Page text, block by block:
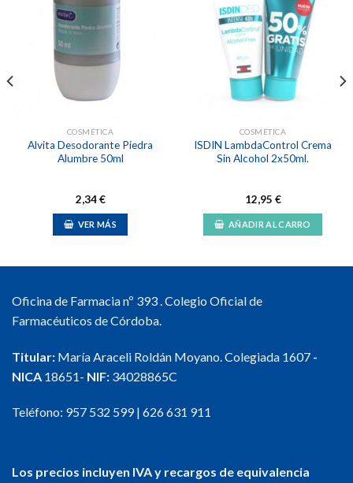
COSMÉTICA
Alvita Desodorante Piedra
Alumbre 50ml
2,34€
VER MÁS
Añadir
lista de
deseos
COSMÉTICA
ISDIN LambdaControl Crema
Sin Alcohol 2x50ml.
12,95 €
AÑADIR AL CARRO
Oficina de Farmacia nº 393 . Colegio Oficial de
Farmacéuticos de Córdoba.
Titular: María Araceli Roldán Moyano. Colegiada 1607 -
NICA 18651- NIF: 34028865C
Teléfono: 957 532 599| 626 631 911
Los precios incluyen IVA y recargos de equivalencia